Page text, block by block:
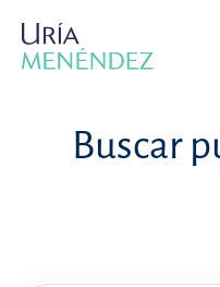
Buscar
Filtrar resultados